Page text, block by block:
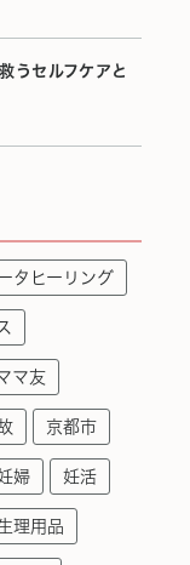
うセルフケアと
タヒーリング
マ友
京都市
婦 妊活
理用品